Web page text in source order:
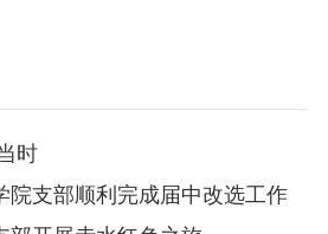
时
院支部顺利完成届中改选工作